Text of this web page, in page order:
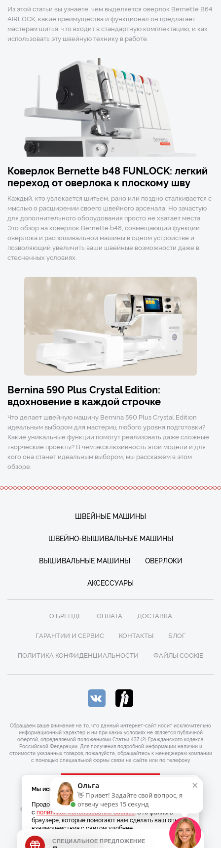
Из этой статьи вы узнаете, чем выделяется оверлок Bernette B64
AIRLOCK, какие преимущества и функционал он предлагает
мастерам шитья, что входит в стандартную комплектацию, и как
использовать эту швейную технику в работе.
Коверлок Bernette b48 FUNLOCK: легкий
переход от оверлока к плоскому шву
Каждый, кто увлекается шитьем, рано или поздно сталкивается с
мыслью о расширении своего швейного арсенала. Но зачастую
для дополнительного оборудования просто не хватает места.
Это обзор на коверлок Bernette b48, совмещающий функции
оверлока и распошивальной машины в одном устройстве и
позволяющий увеличить ваши швейные возможности даже в
стесненных условиях.
Bernina 590 Plus Crystal Edition:
вдохновение в каждой строчке
Что делает швейную машину Bernina 590 Plus Crystal Edition
идеальным выбором для мастериц любого уровня подготовки?
Какие уникальные функции помогут реализовать даже сложные
творческие проекты? В чем эксклюзивность этой модели и для
кого она станет идеальным выбором, мы расскажем в этом
обзоре.
ШВЕЙНЫЕ МАШИНЫ
ШВЕЙНО-ВЫШИВАЛЬНЫЕ МАШИНЫ
ВЫШИВАЛЬНЫЕ МАШИНЫ ОВЕРЛОКИ
АКСЕССУАРЫ
О БРЕНДЕ ОПЛАТА ДОСТАВКА
ГАРАНТИИ И СЕРВИС КОНТАКТЫ БЛОГ
ПОЛИТИКА КОНФИДЕНЦИАЛЬНОСТИ ФАЙЛЫ COOKIE
Обращаем ваше внимание на то, что данный интернет-сайт носит исключительно
информационный характер и ни при каких условиях не является публичной
офертой, определяемой положениями Статьи 437 (2) Гражданского кодекса
Российской Федерации. Для получения подробной информации наличии и
стоимости указанных товаров, пожалуйста, обращайтесь к менеджерам компании
с помощью специальной формы связи на сайте или по телефону.
ЗАКАЗАТЬ ЗВОНОК
© 2026 Официальный интернет магазин Bernina. ОГРНИП
316547600101493
Разработка| Веб-аналитика
×
Мы используем Cookies
Продолжая использовать наш сайт, вы соглашаетесь
с политикой использования Cookies. Это файлы в
браузере, которые помогают нам сделать ваш опыт
взаимодействия с сайтом удобнее.
×
Ольга
👋 Привет! Задайте свой вопрос, я
отвечу через 15 секунд